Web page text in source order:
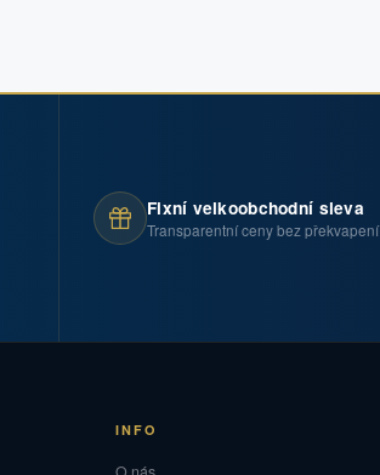
Fixní velkoobchodní sleva
Transparentní ceny bez překvapení
INFO